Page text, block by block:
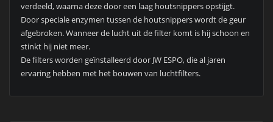
verdeeld, waarna deze door een laag houtsnippers opstijgt.
Door speciale enzymen tussen de houtsnippers wordt de geur
afgebroken. Wanneer de lucht uit de filter komt is hij schoon en
stinkt hij niet meer.
De filters worden geïnstalleerd door JW ESPO, die al jaren
ervaring hebben met het bouwen van luchtfilters.